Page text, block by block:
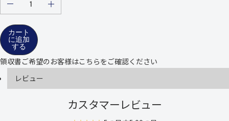
量
を
減
ら
し
ま
a
の
量
ま
a
カート
に追加
する
領収書ご希望のお客様はこちらをご確認ください
レビュー
カスタマーレビュー